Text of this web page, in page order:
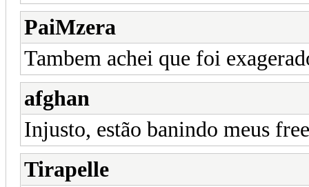
PaiMzera
Tambem achei que foi
afghan
Injusto, estão banindo meus
Tirapelle